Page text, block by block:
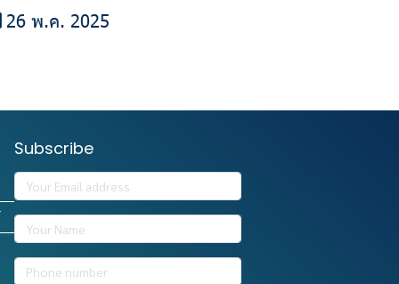
26 พ.ค. 2025
Subscribe